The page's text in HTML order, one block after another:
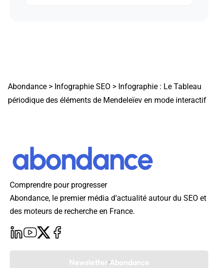
Abondance > Infographie SEO > Infographie : Le Tableau
périodique des éléments de Mendeleïev en mode interactif
Comprendre pour progresser
Abondance, le premier média d’actualité autour du SEO et
des moteurs de recherche en France.
Newsletter Abondance